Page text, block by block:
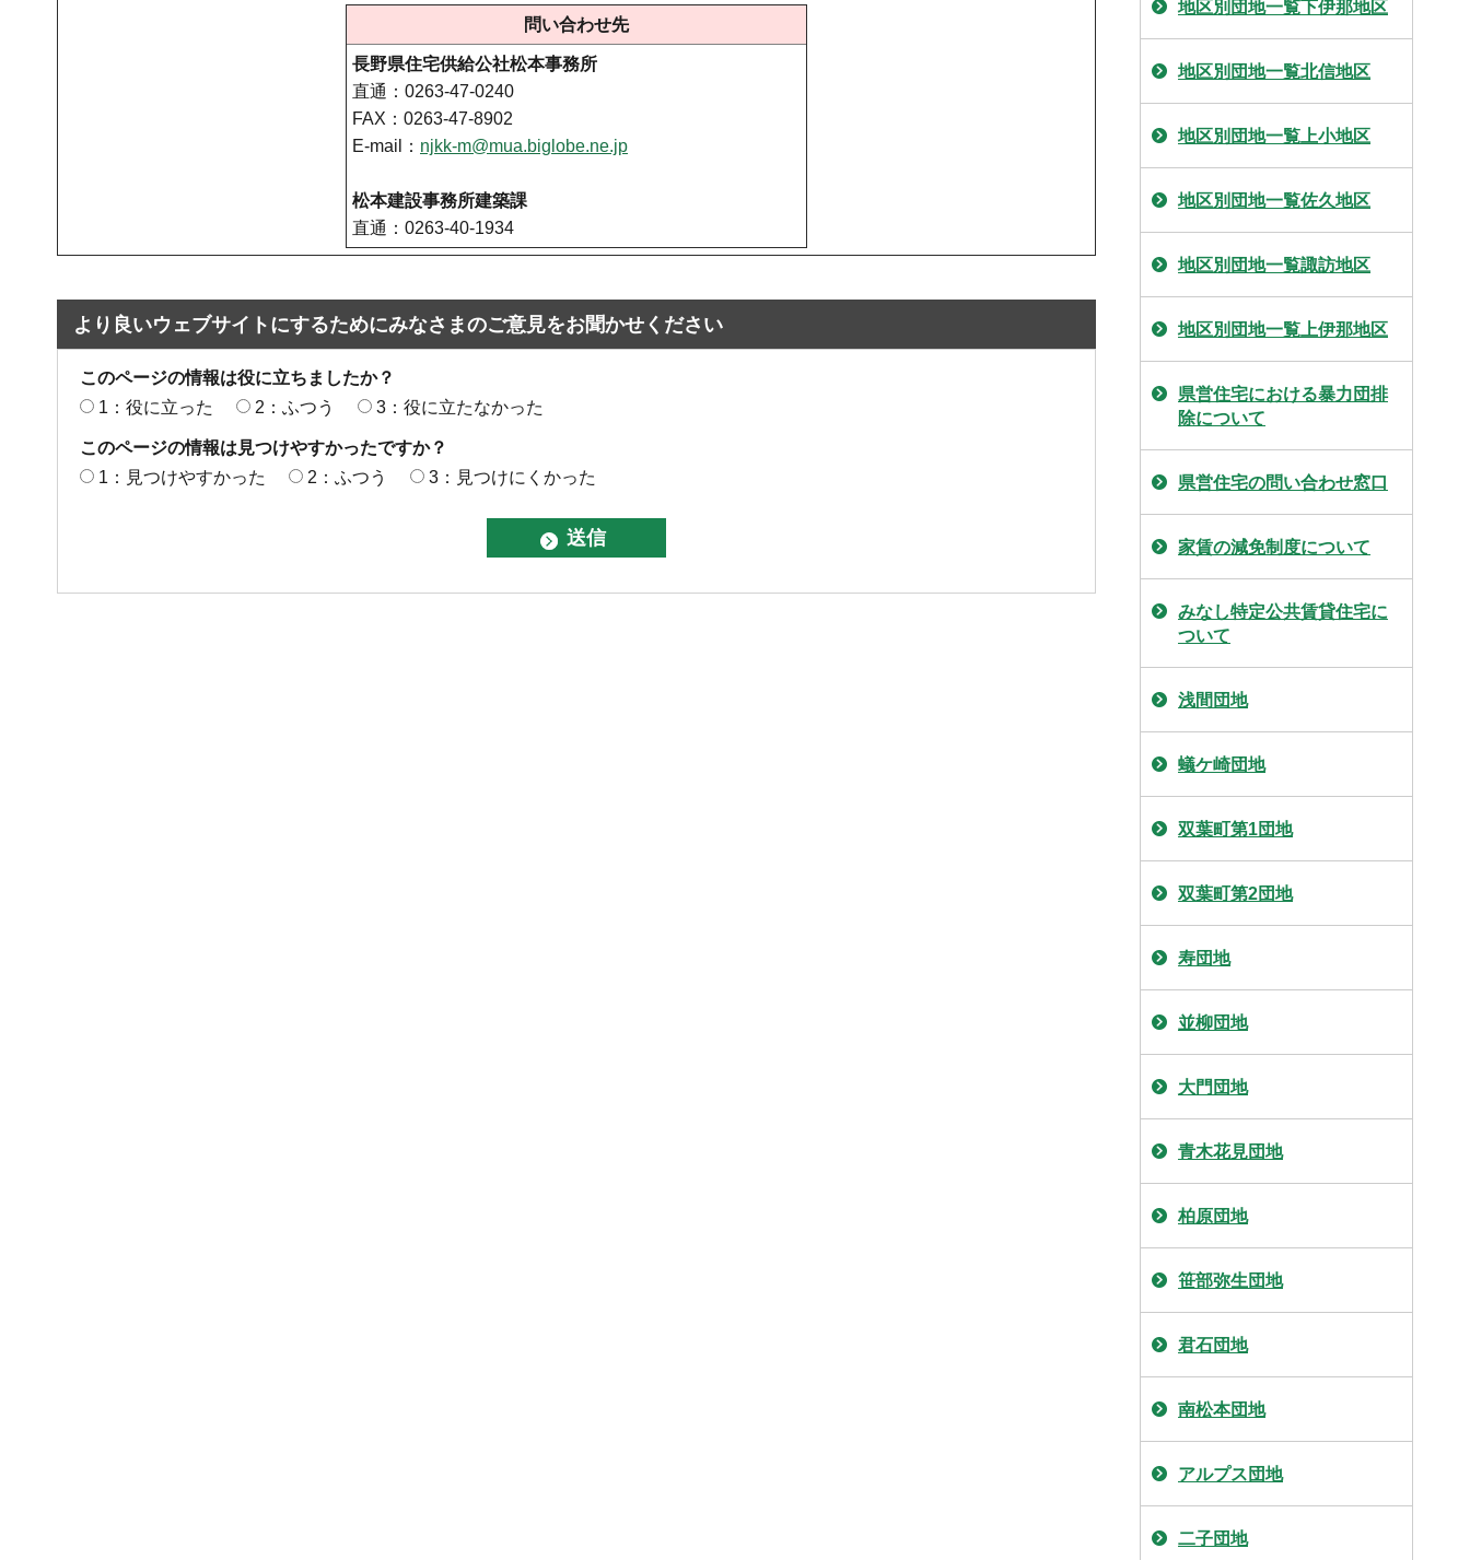
問い合わせ先
長野県住宅供給公社松本事務所
直通：0263-47-0240
FAX：0263-47-8902
E-mail： njkk-m@mua.biglobe.ne.jp
松本建設事務所建築課
直通：0263-40-1934
より良いウェブサイトにするためにみなさまのご意見をお聞かせください
このページの情報は役に立ちましたか？
1：役に立った
2：ふつう 3：役に立たなかった
このページの情報は見つけやすかったですか？
1：見つけやすかった
2：ふつう 3：見つけにくかった
地区別団地一覧下伊那地区
地区別団地一覧北信地区
地区別団地一覧上小地区
地区別団地一覧佐久地区
地区別団地一覧諏訪地区
地区別団地一覧上伊那地区
県営住宅における暴力団排
除について
県営住宅の問い合わせ窓口
家賃の減免制度について
みなし特定公共賃貸住宅に
ついて
浅間団地
蟻ケ崎団地
双葉町第1団地
双葉町第2団地
寿団地
並柳団地
大門団地
青木花見団地
柏原団地
笹部弥生団地
君石団地
南松本団地
アルプス団地
二子団地